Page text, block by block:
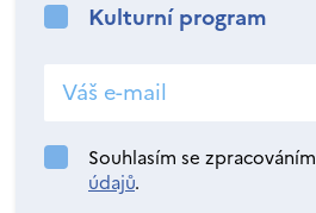
Kulturní program
Souhlasím se zpracováním
údajů.